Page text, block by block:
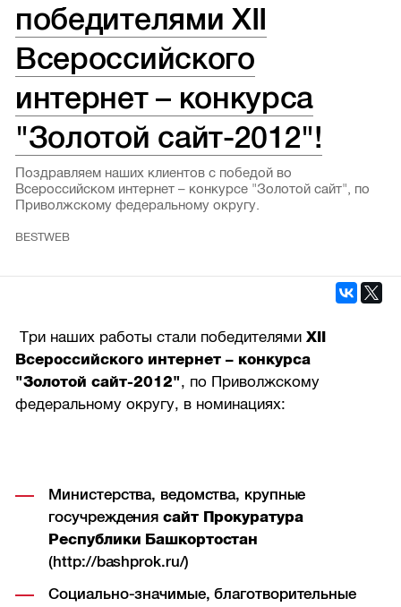
победителями XII
Всероссийского
интернет – конкурса
"Золотой сайт-2012"!
Поздравляем наших клиентов с победой во
Всероссийском интернет – конкурсе "Золотой сайт", по
Приволжскому федеральному округу.
BESTWEB
Три наших работы стали победителямиXII
Всероссийского интернет – конкурса
"Золотой сайт-2012", по Приволжскому
федеральному округу, в номинациях:
Министерства, ведомства, крупные
госучреждениясайт Прокуратура
Республики Башкортостан
(http://bashprok.ru/)
Социально-значимые, благотворительные